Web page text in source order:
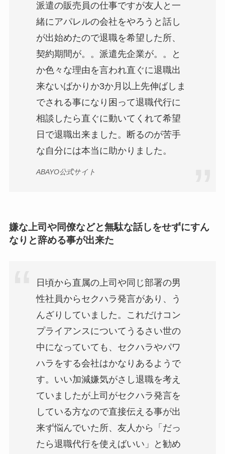
派遣の販売員の仕事ですが友人と一
緒にアパレルの会社をやろうと話し
が出始めたので退職を希望した所、
契約期間が。。派遣先企業が。。と
か色々な理由を言われ直ぐに退職出
来ないばかりか3か月以上先伸ばしま
でされる事になり困って退職代行に
相談したら直ぐに動いてくれて希望
日で退職出来ました。断るのが苦手
な自分には本当に助かりました。
ABAYO公式サイト
嫌な上司や同僚などと無駄な話しをせずにすん
なりと辞める事が出来た
日頃から直属の上司や同じ部署の男
性社員からセクハラ発言があり、う
んざりしていました。これだけコン
プライアンスについてうるさい世の
中になっていても、セクハラやパワ
ハラをする会社はかなりあるようで
す。いい加減嫌気がさし退職を考え
ていましたが上司がセクハラ発言を
している方なので直接伝える事が出
来ず悩んでいた所、友人から「だっ
たら退職代行を使えばいい」と勧め